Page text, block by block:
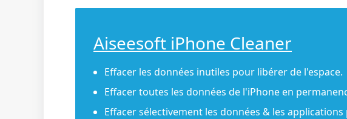
Aiseesoft iPhone Cleaner
Effacer les données inutiles pour libérer de l'espace.
Effacer toutes les données de l'iPhone en
Effacer sélectivement les données & les applications